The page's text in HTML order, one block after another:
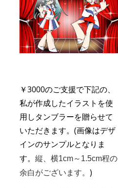
￥3000のご支援で下記の、
私が作成したイラストを使
用しタンブラーを贈らせて
いただきます。(画像はデザ
インのサンプルとなりま
す。
縦、横1cm～1.5cm程の
余白がございます。 )